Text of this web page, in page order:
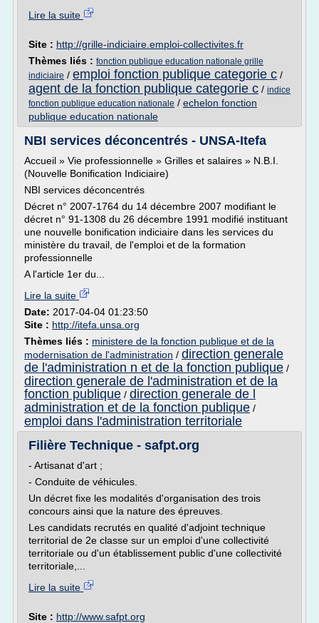
Lire la suite
Site : http://grille-indiciaire.emploi-collectivites.fr
Thèmes liés : fonction publique education nationale grille
indiciaire / emploi fonction publique categorie c /
agent de la fonction publique categorie c / indice
fonction publique education nationale / echelon fonction
publique education nationale
NBI services déconcentrés - UNSA-Itefa
Accueil » Vie professionnelle » Grilles et salaires » N.B.I.
(Nouvelle Bonification Indiciaire)
NBI services déconcentrés
Décret n° 2007-1764 du 14 décembre 2007 modifiant le
décret n° 91-1308 du 26 décembre 1991 modifié instituant
une nouvelle bonification indiciaire dans les services du
ministère du travail, de l'emploi et de la formation
professionnelle
A l'article 1er du...
Lire la suite
Date: 2017-04-04 01:23:50
Site : http://itefa.unsa.org
Thèmes liés : ministere de la fonction publique et de la
modernisation de l'administration / direction generale
de l'administration n et de la fonction publique /
direction generale de l'administration et de la
fonction publique / direction generale de l
administration et de la fonction publique /
emploi dans l'administration territoriale
Filière Technique - safpt.org
- Artisanat d'art ;
- Conduite de véhicules.
Un décret fixe les modalités d'organisation des trois
concours ainsi que la nature des épreuves.
Les candidats recrutés en qualité d'adjoint technique
territorial de 2e classe sur un emploi d'une collectivité
territoriale ou d'un établissement public d'une collectivité
territoriale,...
Lire la suite
Site : http://www.safpt.org